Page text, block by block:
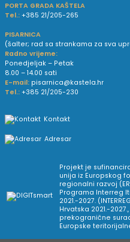
PORTA GRADA KAŠTELA
Tel.: +385 21/205-265
PISARNICA
(šalter; rad sa strankama za sva
Radno vrijeme:
Ponedjeljak – Petak
8.00 – 14.00 sati
E-mail: pisarnica@kastela.hr
Tel.: +385 21/205-230
Kontakt
Adresar
Projekt je
unija iz Europskog
regionalni razvoj
Programa Interreg
2021.-2027.
Hrvatska 2021.-
prekogranične
Europske